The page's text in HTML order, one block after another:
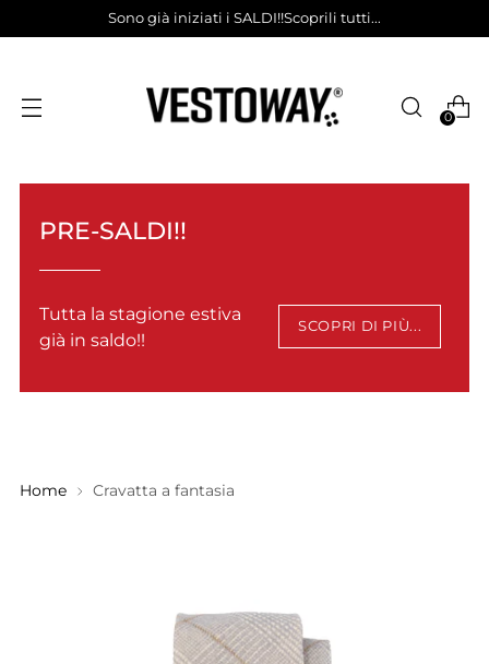
Sono già iniziati i SALDI!!Scoprili tutti...
0
PRE-SALDI!!
Tutta la stagione estiva
già in saldo!!
SCOPRI DI PIÙ...
Home Cravatta a fantasia